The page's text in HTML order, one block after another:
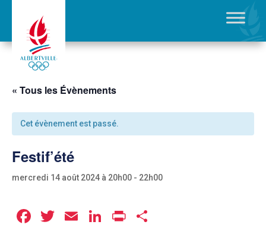
« Tous les Évènements
Cet évènement est passé.
Festif’été
mercredi 14 août 2024 à 20h00 - 22h00
Facebook
Twitter
EmailLinkedIn
Print